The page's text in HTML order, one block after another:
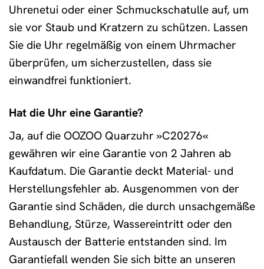
Uhrenetui oder einer Schmuckschatulle auf, um
sie vor Staub und Kratzern zu schützen. Lassen
Sie die Uhr regelmäßig von einem Uhrmacher
überprüfen, um sicherzustellen, dass sie
einwandfrei funktioniert.
Hat die Uhr eine Garantie?
Ja, auf die OOZOO Quarzuhr »C20276«
gewähren wir eine Garantie von 2 Jahren ab
Kaufdatum. Die Garantie deckt Material- und
Herstellungsfehler ab. Ausgenommen von der
Garantie sind Schäden, die durch unsachgemäße
Behandlung, Stürze, Wassereintritt oder den
Austausch der Batterie entstanden sind. Im
Garantiefall wenden Sie sich bitte an unseren